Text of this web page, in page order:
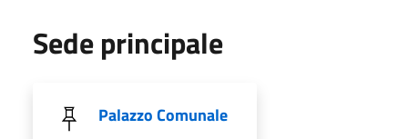
Sede principale
Palazzo Comunale